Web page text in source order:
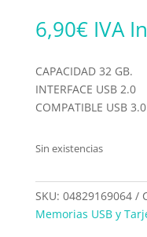
6,90€ IVA
CAPACIDAD 32 GB.
INTERFACE USB 2.0
COMPATIBLE USB 3.0
Sin existencias
SKU: 04829169064
Memorias USB y